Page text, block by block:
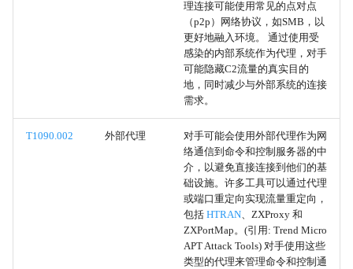
动态链接库注入
理连接可能使用常见的点对点
（p2p）网络协议，如SMB，以
更好地融入环境。 通过使用受
感染的内部系统作为代理，对手
可能隐藏C2流量的真实目的
地，同时减少与外部系统的连接
需求。
T1090.002 外部代理
对手可能会使用外部代理作为网
络通信到命令和控制服务器的中
介，以避免直接连接到他们的基
础设施。许多工具可以通过代理
或端口重定向实现流量重定向，
包括 HTRAN、ZXProxy 和
ZXPortMap。(引用: Trend Micro
APT Attack Tools) 对手使用这些
类型的代理来管理命令和控制通